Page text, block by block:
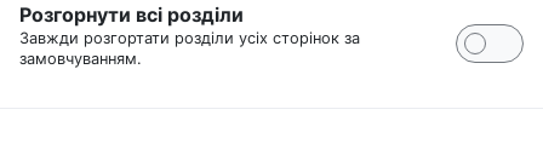
Розгорнути всі розділи
Завжди розгортати розділи усіх сторінок за
замовчуванням.